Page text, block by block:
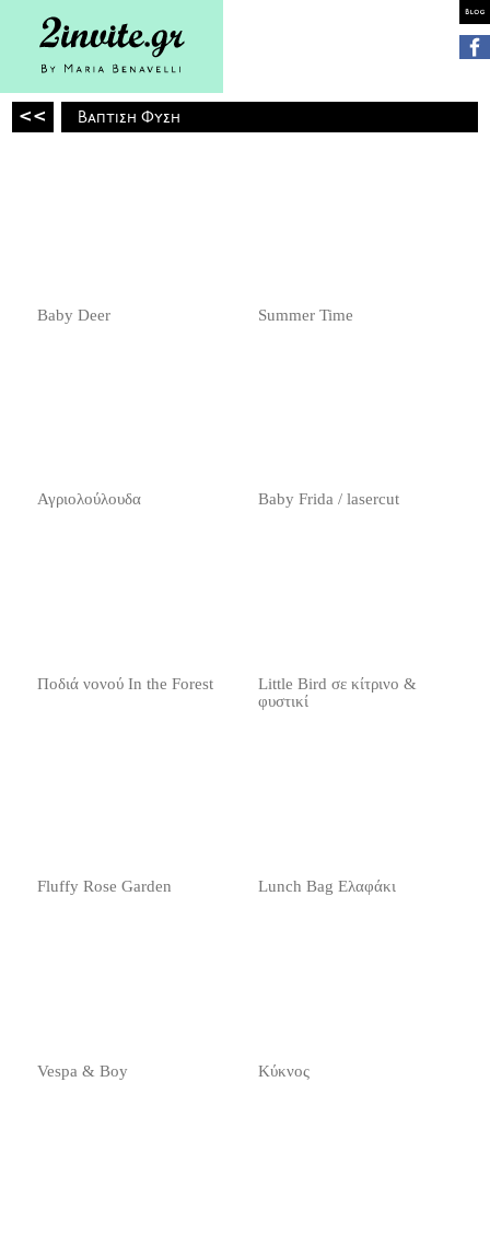
<< Βάπτιση Φύση
Baby Deer Summer Time
Αγριολούλουδα Baby Frida / lasercut
Ποδιά νονού In the Forest
Little Bird σε κίτρινο &
φυστικί
Fluffy Rose Garden Lunch Bag Ελαφάκι
Vespa & Boy Κύκνος